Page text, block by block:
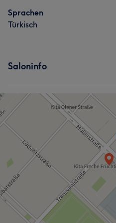
Sprachen
Türkisch
Saloninfo